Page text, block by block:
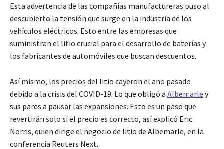
Esta advertencia de las compañías manufactureras puso al
descubierto la tensión que surge en la industria de los
vehículos eléctricos. Esto entre las empresas que
suministran el litio crucial para el desarrollo de baterías y
los fabricantes de automóviles que buscan descuentos.
Así mismo, los precios del litio cayeron el año pasado
debido a la crisis del COVID-19. Lo que obligó a Albemarle y
sus pares a pausar las expansiones. Esto es un paso que
revertirán solo si el precio es correcto, así explicó Eric
Norris, quien dirige el negocio de litio de Albemarle, en la
conferencia Reuters Next.